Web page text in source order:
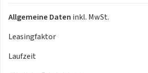
- Scheckheftgepflegt
- Garantie
Sonstiges
- Unfallfrei
Allgemeine Daten inkl. MwSt.
Leasingfaktor
Laufzeit